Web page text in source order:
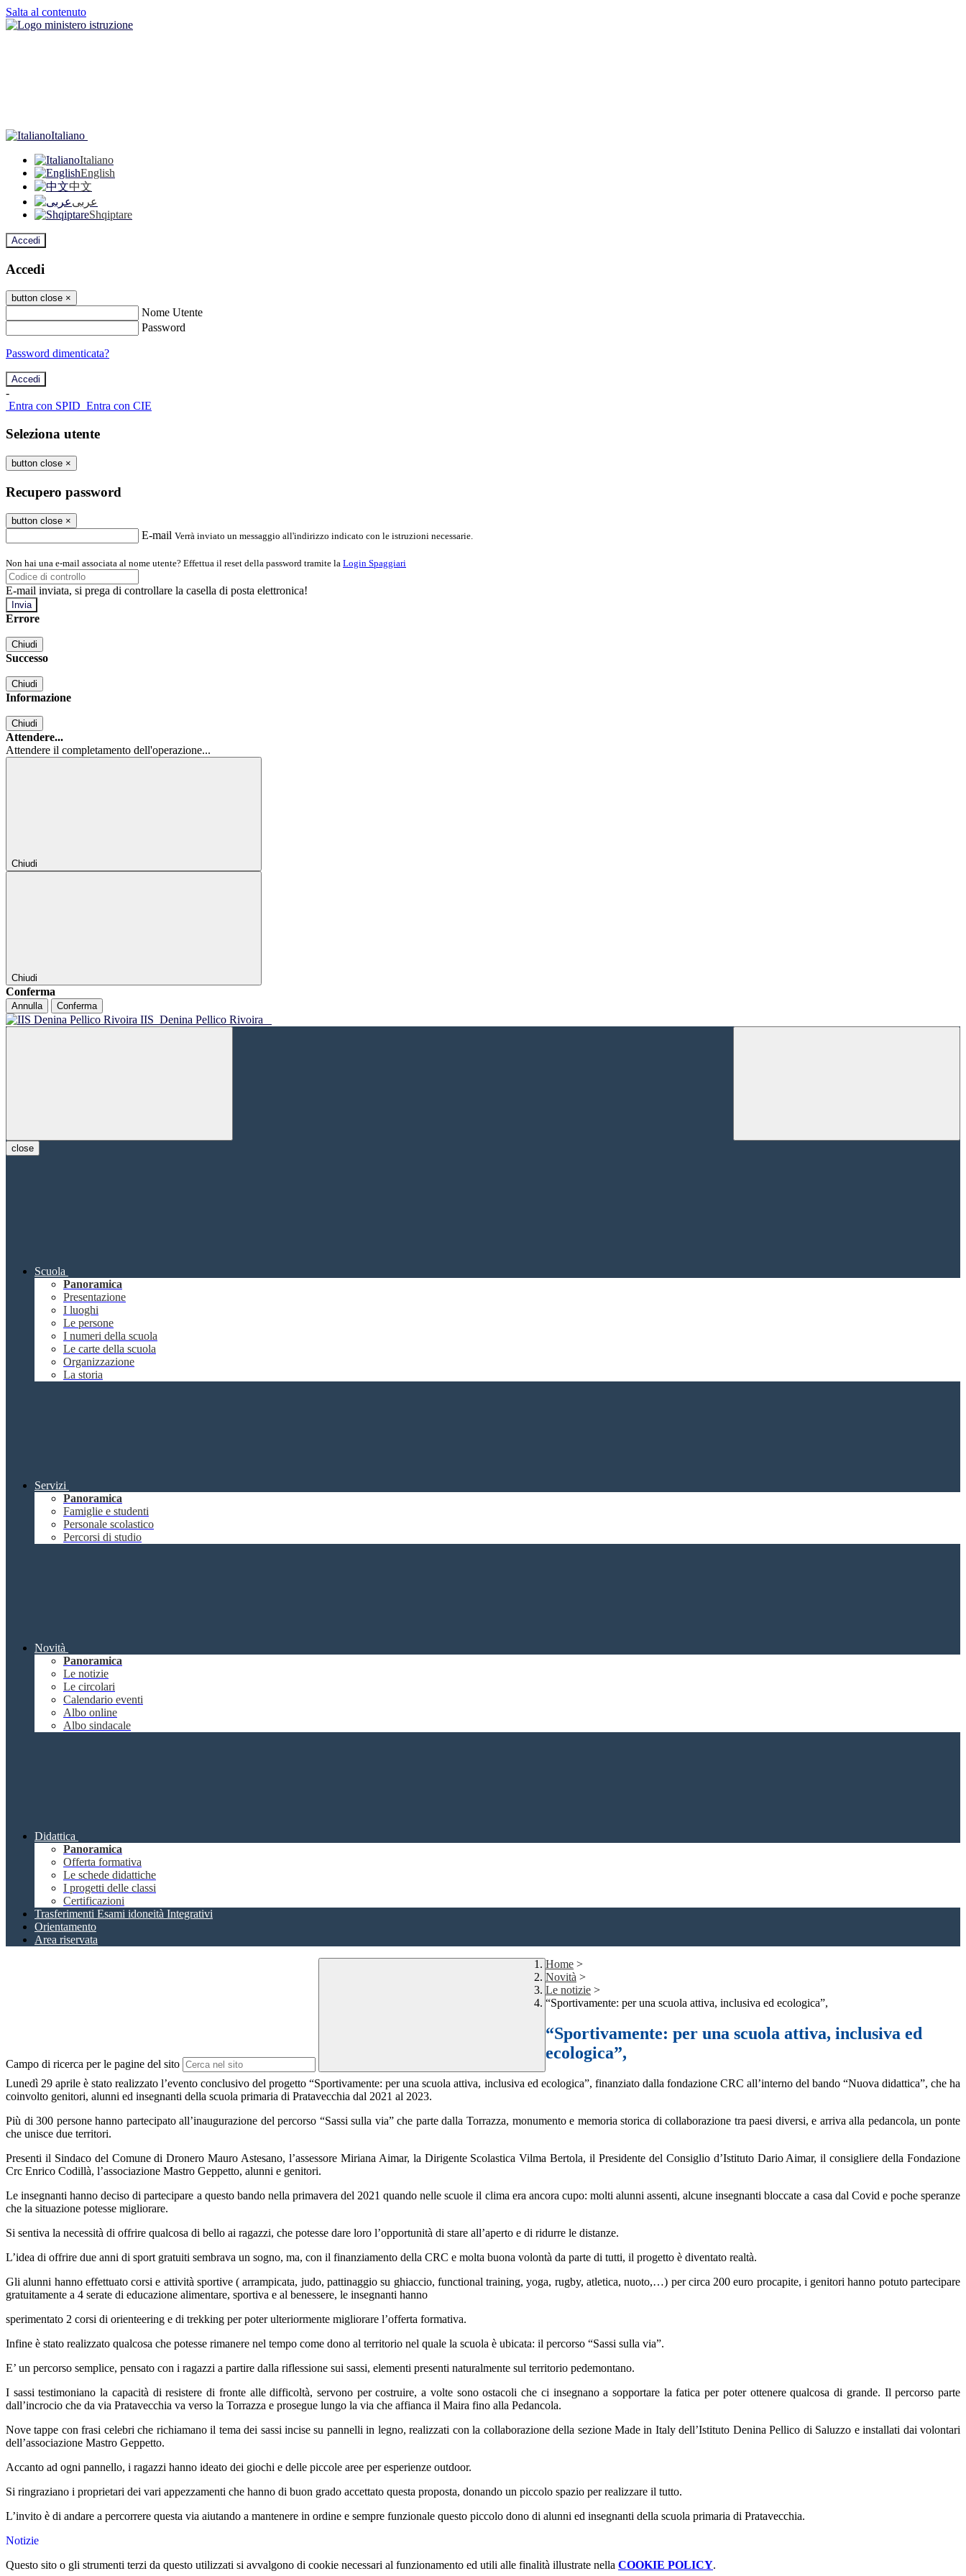
Salta al contenuto
Italiano
Italiano
English
中文
عربى
Shqiptare
Accedi
Accedi
button close ×
Nome Utente
Password
Password dimenticata?
-
Entra con SPID Entra con CIE
Seleziona utente
button close ×
Recupero password
button close ×
E-mail Verrà inviato un messaggio all'indirizzo indicato con le istruzioni necessarie.
Non hai una e-mail associata al nome utente? Effettua il reset della password tramite la Login Spaggiari
E-mail inviata, si prega di controllare la casella di posta elettronica!
Errore
Chiudi
Successo
Chiudi
Informazione
Chiudi
Attendere...
Attendere il completamento dell'operazione...
Chiudi
Chiudi
Conferma
Annulla Conferma
IIS Denina Pellico Rivoira
close
Scuola
Panoramica
Presentazione
I luoghi
Le persone
I numeri della scuola
Le carte della scuola
Organizzazione
La storia
Servizi
Panoramica
Famiglie e studenti
Personale scolastico
Percorsi di studio
Novità
Panoramica
Le notizie
Le circolari
Calendario eventi
Albo online
Albo sindacale
Didattica
Panoramica
Offerta formativa
Le schede didattiche
I progetti delle classi
Certificazioni
Trasferimenti Esami idoneità Integrativi
Orientamento
Area riservata
Campo di ricerca per le pagine del sito
Home >
Novità >
Le notizie >
“Sportivamente: per una scuola attiva, inclusiva ed ecologica”,
“Sportivamente: per una scuola attiva, inclusiva ed
ecologica”,
Lunedì 29 aprile è stato realizzato l’evento conclusivo del progetto “Sportivamente: per una scuola attiva, inclusiva ed ecologica”, finanziato dalla fondazione CRC all’interno del bando “Nuova didattica”, che ha
coinvolto genitori, alunni ed insegnanti della scuola primaria di Pratavecchia dal 2021 al 2023.
Più di 300 persone hanno partecipato all’inaugurazione del percorso “Sassi sulla via” che parte dalla Torrazza, monumento e memoria storica di collaborazione tra paesi diversi, e arriva alla pedancola, un ponte
che unisce due territori.
Presenti il Sindaco del Comune di Dronero Mauro Astesano, l’assessore Miriana Aimar, la Dirigente Scolastica Vilma Bertola, il Presidente del Consiglio d’Istituto Dario Aimar, il consigliere della Fondazione
Crc Enrico Codillà, l’associazione Mastro Geppetto, alunni e genitori.
Le insegnanti hanno deciso di partecipare a questo bando nella primavera del 2021 quando nelle scuole il clima era ancora cupo: molti alunni assenti, alcune insegnanti bloccate a casa dal Covid e poche speranze
che la situazione potesse migliorare.
Si sentiva la necessità di offrire qualcosa di bello ai ragazzi, che potesse dare loro l’opportunità di stare all’aperto e di ridurre le distanze.
L’idea di offrire due anni di sport gratuiti sembrava un sogno, ma, con il finanziamento della CRC e molta buona volontà da parte di tutti, il progetto è diventato realtà.
Gli alunni hanno effettuato corsi e attività sportive ( arrampicata, judo, pattinaggio su ghiaccio, functional training, yoga, rugby, atletica, nuoto,…) per circa 200 euro procapite, i genitori hanno potuto partecipare
gratuitamente a 4 serate di educazione alimentare, sportiva e al benessere, le insegnanti hanno
sperimentato 2 corsi di orienteering e di trekking per poter ulteriormente migliorare l’offerta formativa.
Infine è stato realizzato qualcosa che potesse rimanere nel tempo come dono al territorio nel quale la scuola è ubicata: il percorso “Sassi sulla via”.
E’ un percorso semplice, pensato con i ragazzi a partire dalla riflessione sui sassi, elementi presenti naturalmente sul territorio pedemontano.
I sassi testimoniano la capacità di resistere di fronte alle difficoltà, servono per costruire, a volte sono ostacoli che ci insegnano a sopportare la fatica per poter ottenere qualcosa di grande. Il percorso parte
dall’incrocio che da via Pratavecchia va verso la Torrazza e prosegue lungo la via che affianca il Maira fino alla Pedancola.
Nove tappe con frasi celebri che richiamano il tema dei sassi incise su pannelli in legno, realizzati con la collaborazione della sezione Made in Italy dell’Istituto Denina Pellico di Saluzzo e installati dai volontari
dell’associazione Mastro Geppetto.
Accanto ad ogni pannello, i ragazzi hanno ideato dei giochi e delle piccole aree per esperienze outdoor.
Si ringraziano i proprietari dei vari appezzamenti che hanno di buon grado accettato questa proposta, donando un piccolo spazio per realizzare il tutto.
L’invito è di andare a percorrere questa via aiutando a mantenere in ordine e sempre funzionale questo piccolo dono di alunni ed insegnanti della scuola primaria di Pratavecchia.
Notizie
Questo sito o gli strumenti terzi da questo utilizzati si avvalgono di cookie necessari al funzionamento ed utili alle finalità illustrate nella COOKIE POLICY.